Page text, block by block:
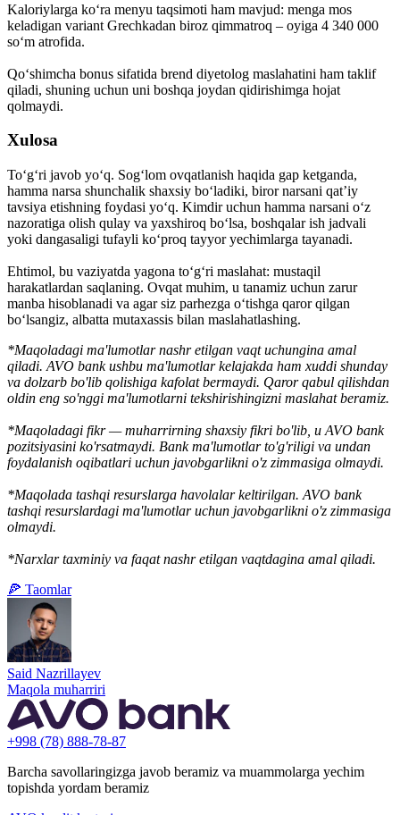
Kaloriylarga ko‘ra menyu taqsimoti ham mavjud: menga mos
keladigan variant Grechkadan biroz qimmatroq – oyiga 4 340 000
so‘m atrofida.
Qo‘shimcha bonus sifatida brend diyetolog maslahatini ham taklif
qiladi, shuning uchun uni boshqa joydan qidirishimga hojat
qolmaydi.
Xulosa
To‘g‘ri javob yo‘q. Sog‘lom ovqatlanish haqida gap ketganda,
hamma narsa shunchalik shaxsiy bo‘ladiki, biror narsani qat’iy
tavsiya etishning foydasi yo‘q. Kimdir uchun hamma narsani o‘z
nazoratiga olish qulay va yaxshiroq bo‘lsa, boshqalar ish jadvali
yoki dangasaligi tufayli ko‘proq tayyor yechimlarga tayanadi.
Ehtimol, bu vaziyatda yagona to‘g‘ri maslahat: mustaqil
harakatlardan saqlaning. Ovqat muhim, u tanamiz uchun zarur
manba hisoblanadi va agar siz parhezga o‘tishga qaror qilgan
bo‘lsangiz, albatta mutaxassis bilan maslahatlashing.
*Maqoladagi ma'lumotlar nashr etilgan vaqt uchungina amal
qiladi. AVO bank ushbu ma'lumotlar kelajakda ham xuddi shunday
va dolzarb bo'lib qolishiga kafolat bermaydi. Qaror qabul qilishdan
oldin eng so'nggi ma'lumotlarni tekshirishingizni maslahat beramiz.
*Maqoladagi fikr — muharrirning shaxsiy fikri bo'lib, u AVO bank
pozitsiyasini ko'rsatmaydi. Bank ma'lumotlar to'g'riligi va undan
foydalanish oqibatlari uchun javobgarlikni o'z zimmasiga olmaydi.
*Maqolada tashqi resurslarga havolalar keltirilgan. AVO bank
tashqi resurslardagi ma'lumotlar uchun javobgarlikni o'z zimmasiga
olmaydi.
*Narxlar taxminiy va faqat nashr etilgan vaqtdagina amal qiladi.
🍕 Taomlar
Said Nazrillayev
Maqola muharriri
+998 (78) 888-78-87
Barcha savollaringizga javob beramiz va muammolarga yechim
topishda yordam beramiz